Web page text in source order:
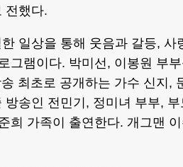
전했다.
일상을 통해 웃음과 갈등, 사
그램이다. 박미선, 이봉원 부부
최초로 공개하는 가수 신지,
송인 전민기, 정미녀 부부,
희 가족이 출연한다. 개그맨